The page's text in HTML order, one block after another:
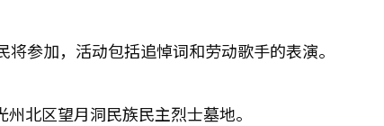
参加，活动包括追悼词和劳动歌手的表演。
北区望月洞民族民主烈士墓地。